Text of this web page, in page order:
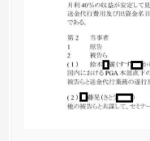
匿名
1
プランスゴールド